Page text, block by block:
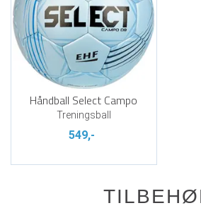
Håndball Select Campo
Treningsball
549,-